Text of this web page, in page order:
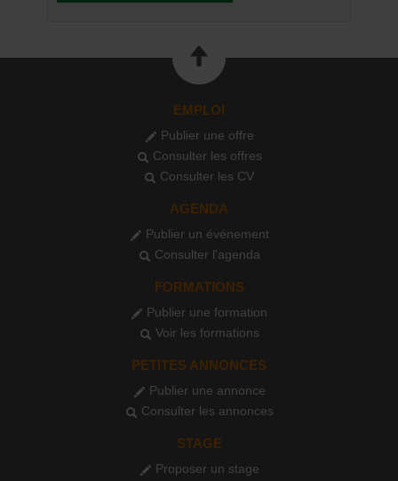
EMPLOI
Publier une offre
Consulter les offres
Consulter les CV
AGENDA
Publier un événement
Consulter l'agenda
FORMATIONS
Publier une formation
Voir les formations
PETITES ANNONCES
Publier une annonce
Consulter les annonces
STAGE
Proposer un stage